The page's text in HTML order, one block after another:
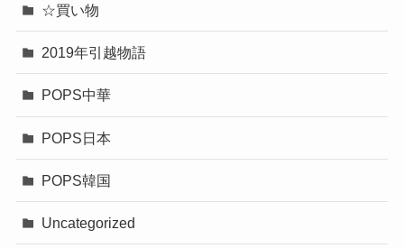
☆買い物
2019年引越物語
POPS中華
POPS日本
POPS韓国
Uncategorized